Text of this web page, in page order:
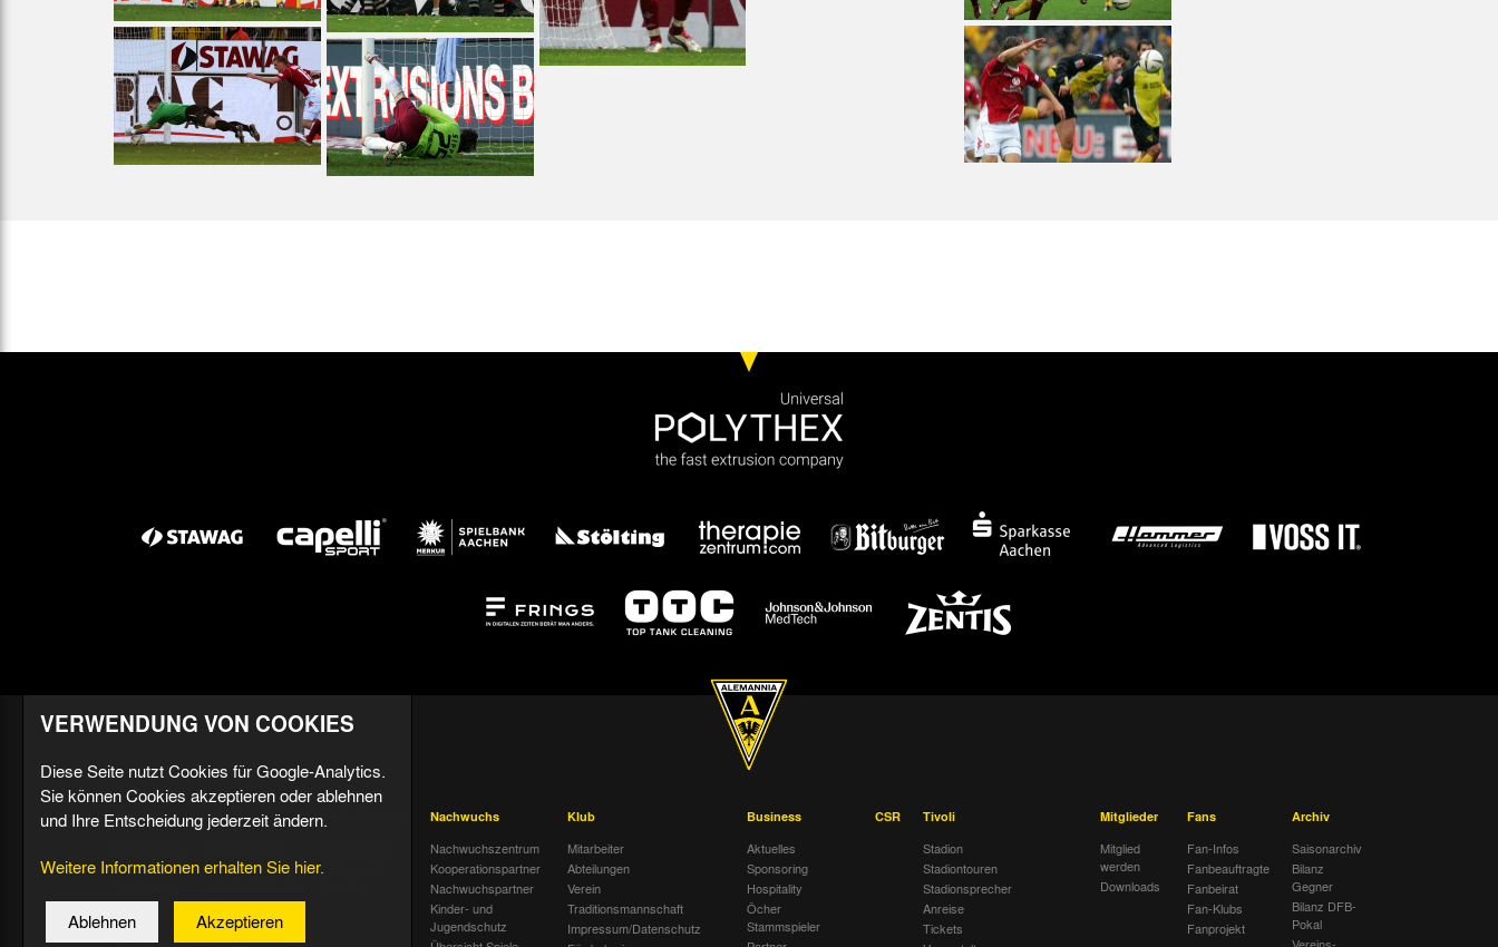
Aktuell
Termine
Deal
Profis
Trainer
Statistik
Trainingsplan
Nachwuchs
Nachwuchszentrum
Kooperationspartner
Nachwuchspartner
Kinder- und
Jugendschutz
Klub
Mitarbeiter
Abteilungen
Verein
Traditionsmannschaft
Impressum/Datenschutz
Business
Aktuelles
Sponsoring
Hospitality
Öcher
Stammspieler
CSR
Tivoli
Stadion
Stadiontouren
Stadionsprecher
Anreise
Tickets
Mitglieder
Mitglied
werden
Downloads
Fans
Fan-Infos
Fanbeauftragte
Fanbeirat
Fan-Klubs
Fanprojekt
Archiv
Saisonarchiv
Bilanz
Gegner
Bilanz DFB-
Pokal
VERWENDUNG VON COOKIES
Diese Seite nutzt Cookies für Google-Analytics.
Sie können Cookies akzeptieren oder ablehnen
und Ihre Entscheidung jederzeit ändern.
Weitere Informationen erhalten Sie hier.
Ablehnen Akzeptieren